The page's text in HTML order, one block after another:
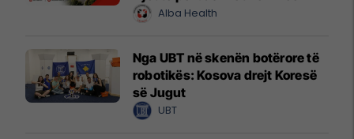
Alba Health
Nga UBT në skenën botërore të
robotikës: Kosova drejt Koresë
së Jugut
UBT